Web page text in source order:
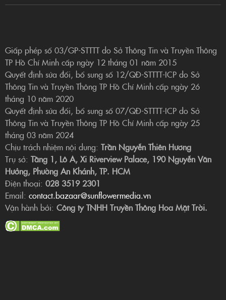
Giấp phép số 03/GP-STTTT do Sở Thông Tin và Truyền Thông
TP Hồ Chí Minh cấp ngày 12 tháng 01 năm 2015
Quyết định sửa đổi, bổ sung số 12/QĐ-STTTT-ICP do Sở
Thông Tin và Truyền Thông TP Hồ Chí Minh cấp ngày 26
tháng 10 năm 2020
Quyết định sửa đổi, bổ sung số 07/QĐ-STTTT-ICP do Sở
Thông Tin và Truyền Thông TP Hồ Chí Minh cấp ngày 25
tháng 03 năm 2024
Chịu trách nhiệm nội dung: Trần Nguyễn Thiên Hương
Trụ sở: Tầng 1, Lô A, Xi Riverview Palace, 190 Nguyễn Văn
Hưởng, Phường An Khánh, TP. HCM
Điện thoại: 028 3519 2301
Email: contact.bazaar@sunflowermedia.vn
Vận hành bởi: Công ty TNHH Truyền Thông Hoa Mặt Trời.